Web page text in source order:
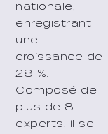
nationale,
enregistrant
une
croissance de
28 %.
Composé de
plus de 8
experts, il se